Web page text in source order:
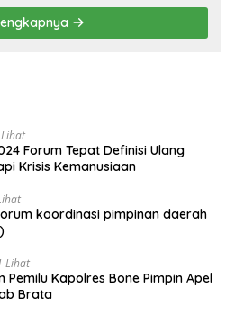
Forum Tepat Definisi Ulang
Krisis Kemanusiaan
koordinasi pimpinan daerah
Lihat
Pemilu Kapolres Bone Pimpin Apel
Mantab Brata